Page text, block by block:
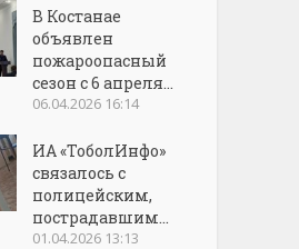
В Костанае
объявлен
пожароопасный
сезон с 6 апреля...
06.04.2026 16:14
ИА «ТоболИнфо»
связалось с
полицейским,
пострадавшим...
01.04.2026 13:13